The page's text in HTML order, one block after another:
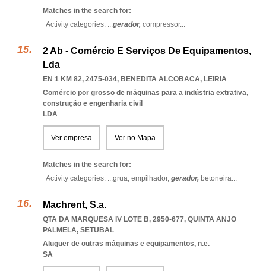
Matches in the search for:
Activity categories: ...gerador, compressor...
2 Ab - Comércio E Serviços De Equipamentos,
Lda
EN 1 KM 82, 2475-034, BENEDITA ALCOBACA, LEIRIA
Comércio por grosso de máquinas para a indústria extrativa,
construção e engenharia civil
LDA
Ver empresa Ver no Mapa
Matches in the search for:
Activity categories: ...grua, empilhador, gerador, betoneira...
Machrent, S.a.
QTA DA MARQUESA IV LOTE B, 2950-677, QUINTA ANJO
PALMELA, SETUBAL
Aluguer de outras máquinas e equipamentos, n.e.
SA